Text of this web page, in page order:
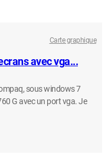
Carte graphique
avec vga...
sous windows 7
G avec un port vga. Je